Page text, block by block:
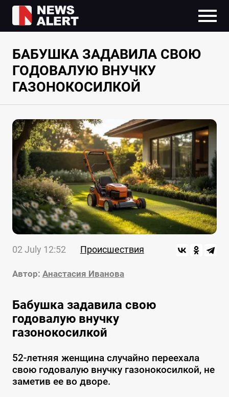
БАБУШКА ЗАДАВИЛА СВОЮ
ГОДОВАЛУЮ ВНУЧКУ
ГАЗОНОКОСИЛКОЙ
02 July 12:52 Происшествия
Автор: Анастасия Иванова
Бабушка задавила свою
годовалую внучку
газонокосилкой
52-летняя женщина случайно переехала
свою годовалую внучку газонокосилкой, не
заметив ее во дворе.